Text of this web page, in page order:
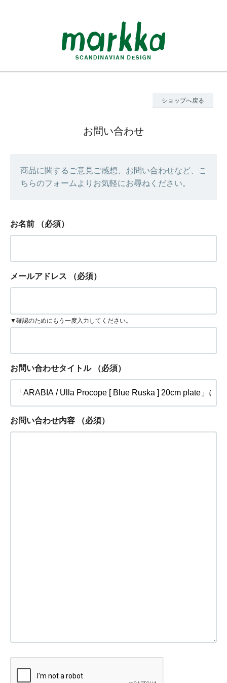
ショップへ戻る
お問い合わせ
商品に関するご意見ご感想、お問い合わせなど、こ
ちらのフォームよりお気軽にお尋ねください。
お名前 （必須）
メールアドレス （必須）
▼確認のためにもう一度入力してください。
お問い合わせタイトル （必須）
お問い合わせ内容 （必須）